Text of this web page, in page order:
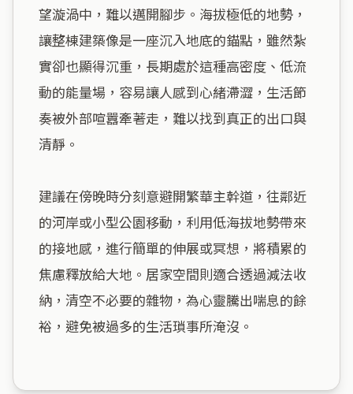
望漩渦中，難以邁開腳步。海拔極低的地勢，
讓整棟建築像是一座沉入地底的錨點，雖然紮
實卻也顯得沉重，長期處於這種高密度、低流
動的能量場，容易讓人感到心緒滯澀，生活節
奏被外部喧囂牽著走，難以找到真正的出口與
清靜。
建議在傍晚時分刻意避開繁華主幹道，往鄰近
的河岸或小型公園移動，利用低海拔地勢帶來
的接地感，進行簡單的伸展或冥想，將積累的
焦慮釋放給大地。居家空間則適合透過減法收
納，清空不必要的雜物，為心靈騰出喘息的餘
裕，避免被過多的生活瑣事所淹沒。